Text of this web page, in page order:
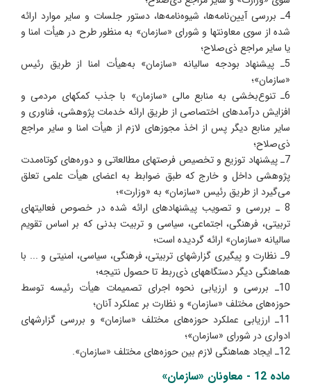
4ـ بررسی آیین‌نامه‌ها، شیوه‌نامه‌ها، دستور جلسات و سایر موارد ارائه
شده از سوی معاونتها و شورای «سازمان» به منظور طرح در هیأت امنا و
یا سایر مراجع ذی‌صلاح؛
5ـ پیشنهاد بودجه سالیانه «سازمان» به‌هیأت امنا از طریق رئیس
«سازمان»؛
6ـ تنوع‌بخشی به منابع مالی «سازمان» با جذب کمکهای مردمی و
افزایش درآمدهای اختصاصی از طریق ارائه خدمات پژوهشی، فناوری و
سایر منابع دیگر پس از اخذ مجوزهای لازم از هیأت امنا و سایر مراجع
ذی‌صلاح؛
7ـ پیشنهاد توزیع و تخصیص فرصتهای مطالعاتی و دوره‌های کوتاه‌مدت
پژوهشی داخل و خارج که طبق ضوابط به اعضای هیأت علمی تعلق
می‌گیرد از طریق رئیس «سازمان» به «وزارت»؛
8 ـ بررسی و تصویب پیشنهادهای ارائه شده در خصوص فعالیتهای
تربیتی، فرهنگی، اجتماعی، سیاسی و تربیت بدنی که بر اساس تقویم
سالیانه «سازمان» ارائه گردیده است؛
9ـ نظارت و پیگیری گزارشهای تربیتی، فرهنگی، سیاسی، امنیتی و ... با
هماهنگی دیگر دستگاههای ذی‌ربط تا حصول نتیجه؛
10ـ بررسی و ارزیابی نحوه اجرای تصمیمات هیأت رئیسه توسط
حوزه‌های مختلف «سازمان» و نظارت بر عملکرد آنان؛
11ـ ارزیابی عملکرد حوزه‌های مختلف «سازمان» و بررسی گزارشهای
ادواری در شورای «سازمان»؛
12ـ ایجاد هماهنگی لازم بین حوزه‌های مختلف «سازمان».
ماده 12 - معاونان «سازمان»